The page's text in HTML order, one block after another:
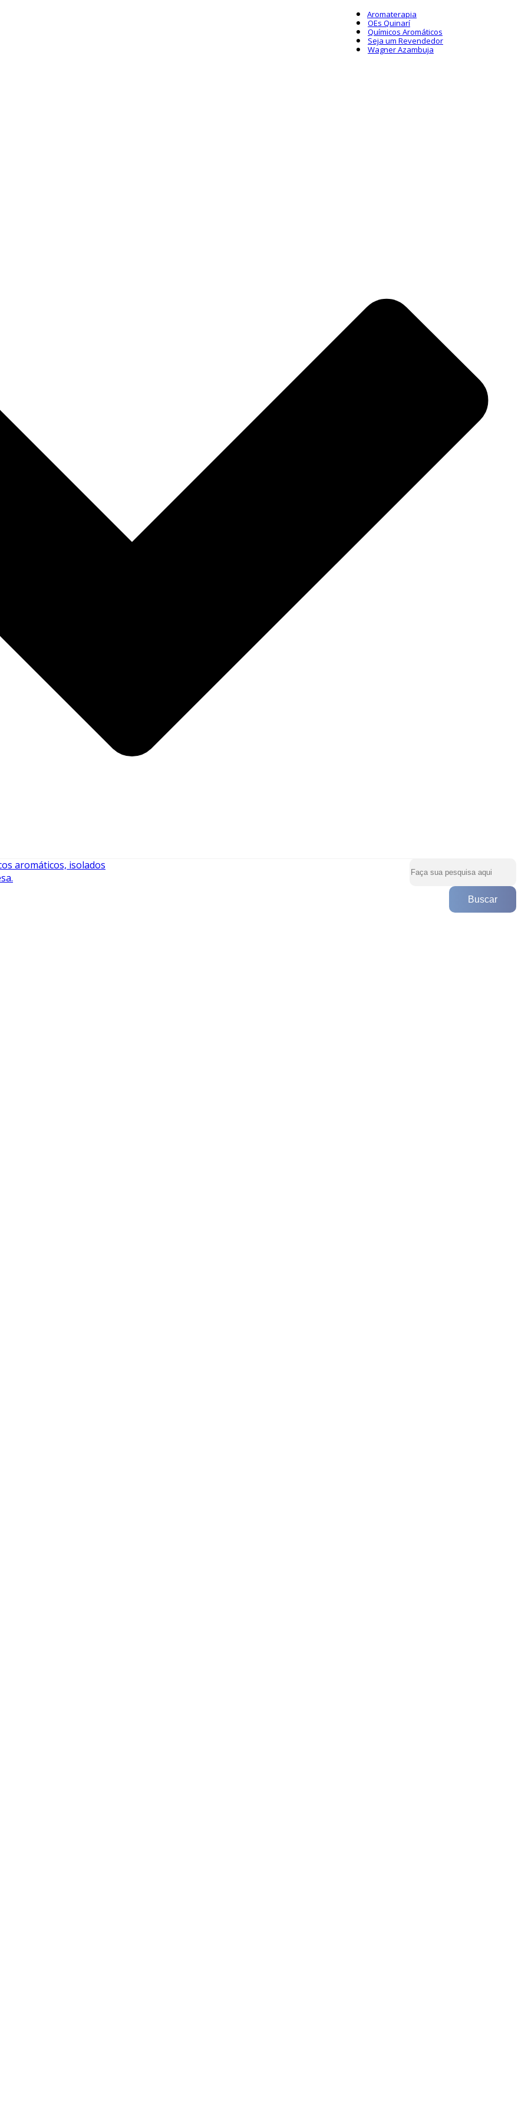
Aromaterapia
OEs Quinarí
Químicos Aromáticos
Seja um Revendedor
Wagner Azambuja